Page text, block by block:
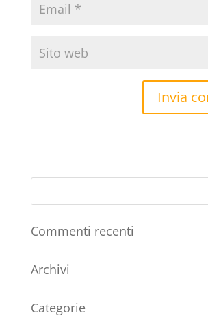
Commenti recenti
Archivi
Categorie